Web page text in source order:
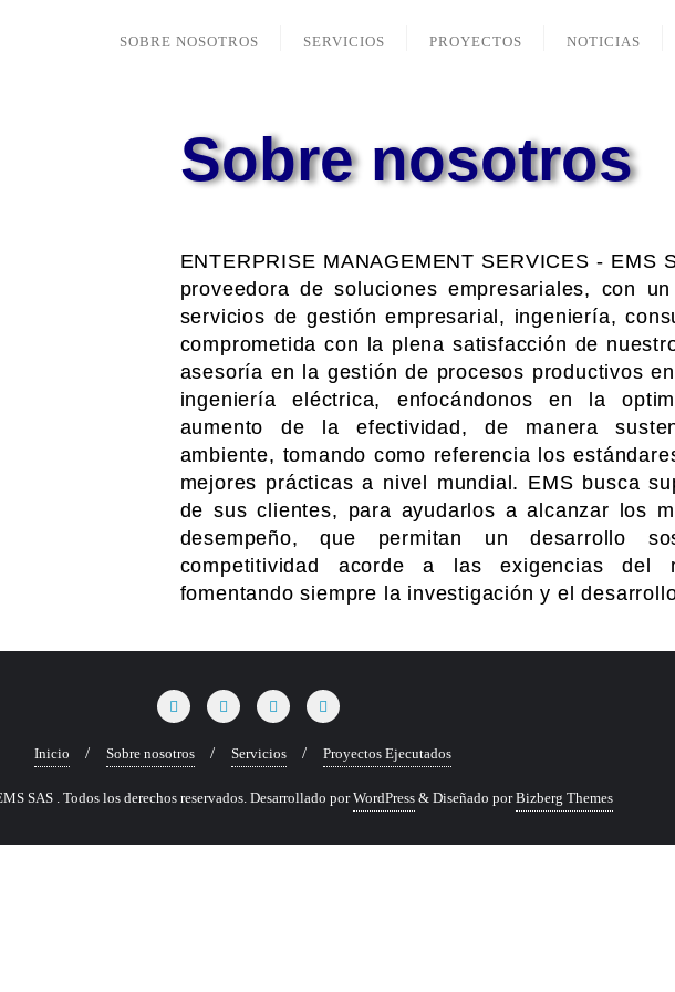
SOBRE NOSOTROS SERVICIOS PROYECTOS NOTICIAS
Sobre nosotros
ENTERPRISE MANAGEMENT SERVICES - EMS
proveedora de soluciones empresariales, con
servicios de gestión empresarial, ingeniería,
comprometida con la plena satisfacción de
asesoría en la gestión de procesos productivos
ingeniería eléctrica, enfocándonos en la
aumento de la efectividad, de manera
ambiente, tomando como referencia los
mejores prácticas a nivel mundial. EMS busca
de sus clientes, para ayudarlos a alcanzar los
desempeño, que permitan un desarrollo
competitividad acorde a las exigencias del
fomentando siempre la investigación y el
Inicio Sobre nosotros Servicios Proyectos Ejecutados
SAS . Todos los derechos reservados.Desarrollado porWordPress & Diseñado porBizberg Themes